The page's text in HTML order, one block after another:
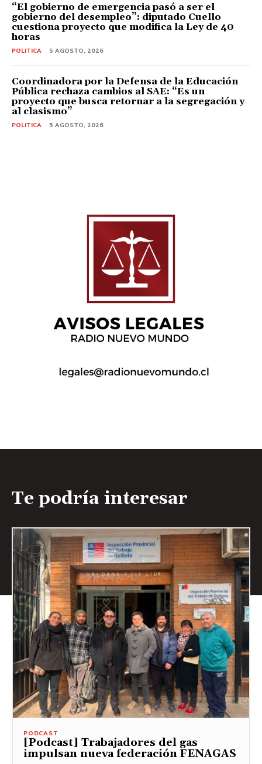
“El gobierno de emergencia pasó a ser el
gobierno del desempleo”: diputado Cuello
cuestiona proyecto que modifica la Ley de 40
horas
POLITICA 5 AGOSTO, 2026
Coordinadora por la Defensa de la Educación
Pública rechaza cambios al SAE: “Es un
proyecto que busca retornar a la segregación y
al clasismo”
POLITICA 5 AGOSTO, 2026
Te podría interesar
PODCAST
[Podcast] Trabajadores del gas
impulsan nueva federación FENAGAS